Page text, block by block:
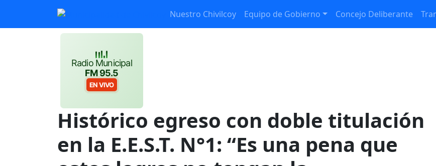
Nuestro Chivilcoy Equipo de Gobierno Concejo Deliberante
Radio Municipal
FM 95.5
EN VIVO
Histórico egreso con doble titulación
en la E.E.S.T. N°1: “Es una pena que